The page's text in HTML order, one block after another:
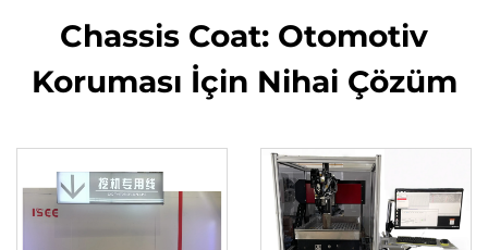
Chassis Coat: Otomotiv
Koruması İçin Nihai Çözüm